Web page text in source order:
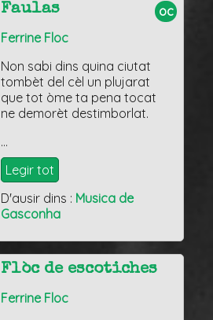
oc
Faulas
Ferrine Floc
Non sabi dins quina ciutat
tombèt del cèl un plujarat
que tot òme ta pena tocat
ne demorèt destimborlat.
…
Legir tot
D'ausir dins : Musica de
Gasconha
Flòc de escotiches
Ferrine Floc